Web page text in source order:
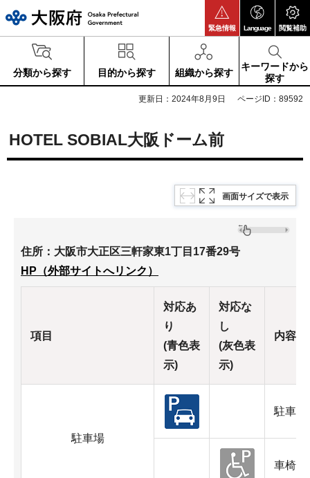
緊急情報 Language 閲覧補助
分類から探す 目的から探す 組織から探す
キーワードから
探す
更新日：2024年8月9日 ページID：89592
HOTEL SOBIAL大阪ドーム前
画面サイズで表示
住所：大阪市大正区三軒家東1丁目17番29号
HP（外部サイトへリンク）
項目
対応あ
り
(青色表
示)
対応な
し
(灰色表
示)
内容
駐車場
駐車場
車椅子